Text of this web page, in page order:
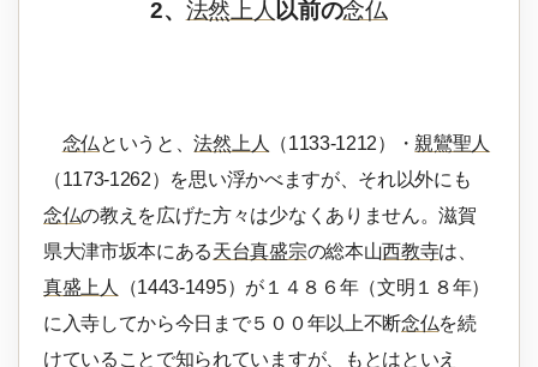
2、 法然上人 以前の念仏
念仏というと、法然上人 （1133-1212）・ 親鸞聖人
（1173-1262）を思い浮かべますが、それ以外にも
念仏の教えを広げた方々は少なくありません。滋賀
県大津市坂本にある天台真盛宗の総本山西教寺は、
真盛上人
（1443-1495）が１４８６年（文明１８年）
に入寺してから今日まで５００年以上不断念仏を続
けていることで知られていますが、もとはといえ